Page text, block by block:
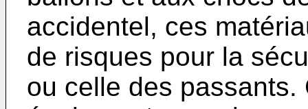
accidentel, ces
de risques pour la
ou celle des